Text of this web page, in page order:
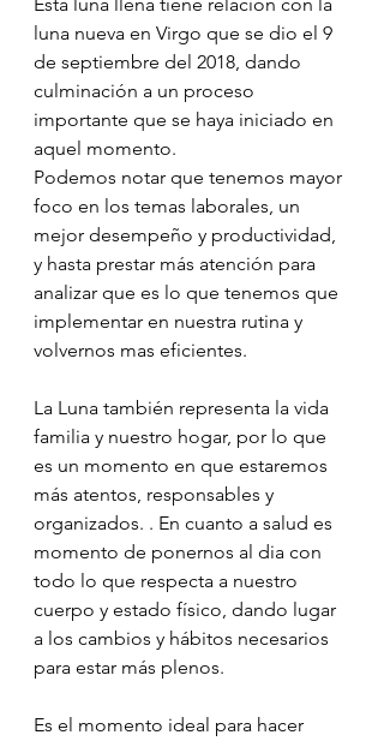
Esta luna llena tiene relación con la
luna nueva en Virgo que se dio el 9
de septiembre del 2018, dando
culminación a un proceso
importante que se haya iniciado en
aquel momento.
Podemos notar que tenemos mayor
foco en los temas laborales, un
mejor desempeño y productividad,
y hasta prestar más atención para
analizar que es lo que tenemos que
implementar en nuestra rutina y
volvernos mas eficientes. ‪
La Luna también representa la vida
familia y nuestro hogar, por lo que
es un momento en que estaremos
más atentos,‬ responsables y
organizados. . En cuanto a salud es
momento de ponernos al dia con
todo lo que respecta a nuestro
cuerpo y estado físico, dando lugar
a los cambios y hábitos necesarios
para estar más plenos.
Es el momento ideal para hacer